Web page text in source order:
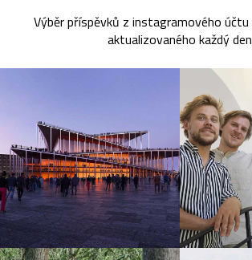
Výběr příspěvků z instagramového účtu
aktualizovaného každý den